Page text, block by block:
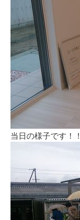
当日の様子です！